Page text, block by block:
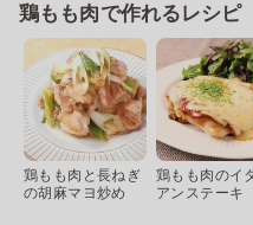
鶏もも肉で作れるレシピ
鶏もも肉と長ねぎ
の胡麻マヨ炒め
鶏もも肉のイ
アンステーキ